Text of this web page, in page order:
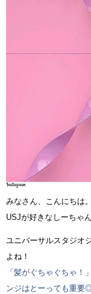
みなさん、こんにちは。
USJが好きなしーちゃ
ユニバーサルスタジオ
よね！
「髪がぐちゃぐちゃ！
ンジはとーっても重要